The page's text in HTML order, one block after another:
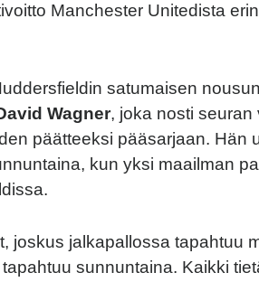
Manchester Unitedista
satumaisen
Wagner, joka nosti
päätteeksi pääsarjaan. Hän
kun yksi maailman
joskus jalkapallossa tapahtuu
sunnuntaina. Kaikki